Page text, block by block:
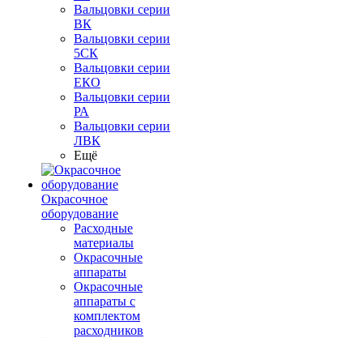
Вальцовки серии
ВК
Вальцовки серии
5СК
Вальцовки серии
ЕКО
Вальцовки серии
РА
Вальцовки серии
ЛВК
Ещё
Окрасочное
оборудование
Расходные
материалы
Окрасочные
аппараты
Окрасочные
аппараты с
комплектом
расходников